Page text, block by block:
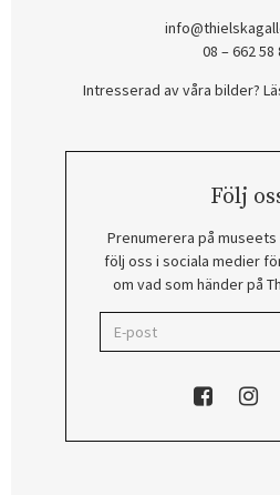
08 – 662 58
Intresserad av våra bilder?
Följ
Prenumerera på
följ oss i sociala medier
om vad som händer på